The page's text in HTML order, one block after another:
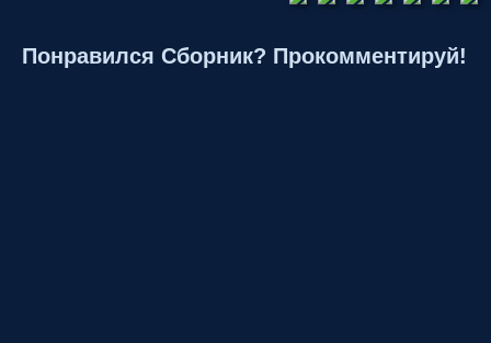
Понравился Сборник? Прокомментируй!